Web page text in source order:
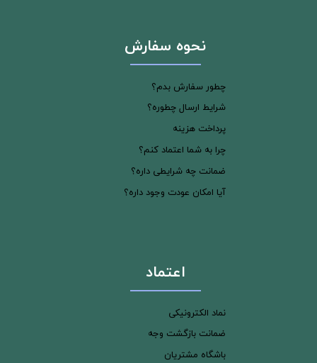
نحوه سفارش
چطور سفارش بدم؟
شرایط ارسال چطوره؟
پرداخت هزینه
چرا به شما اعتماد کنم؟
ضمانت چه شرایطی داره؟
آیا امکان عودت وجود داره؟
اعتماد
نماد الکترونیکی
ضمانت بازگشت وجه
باشگاه مشتریان